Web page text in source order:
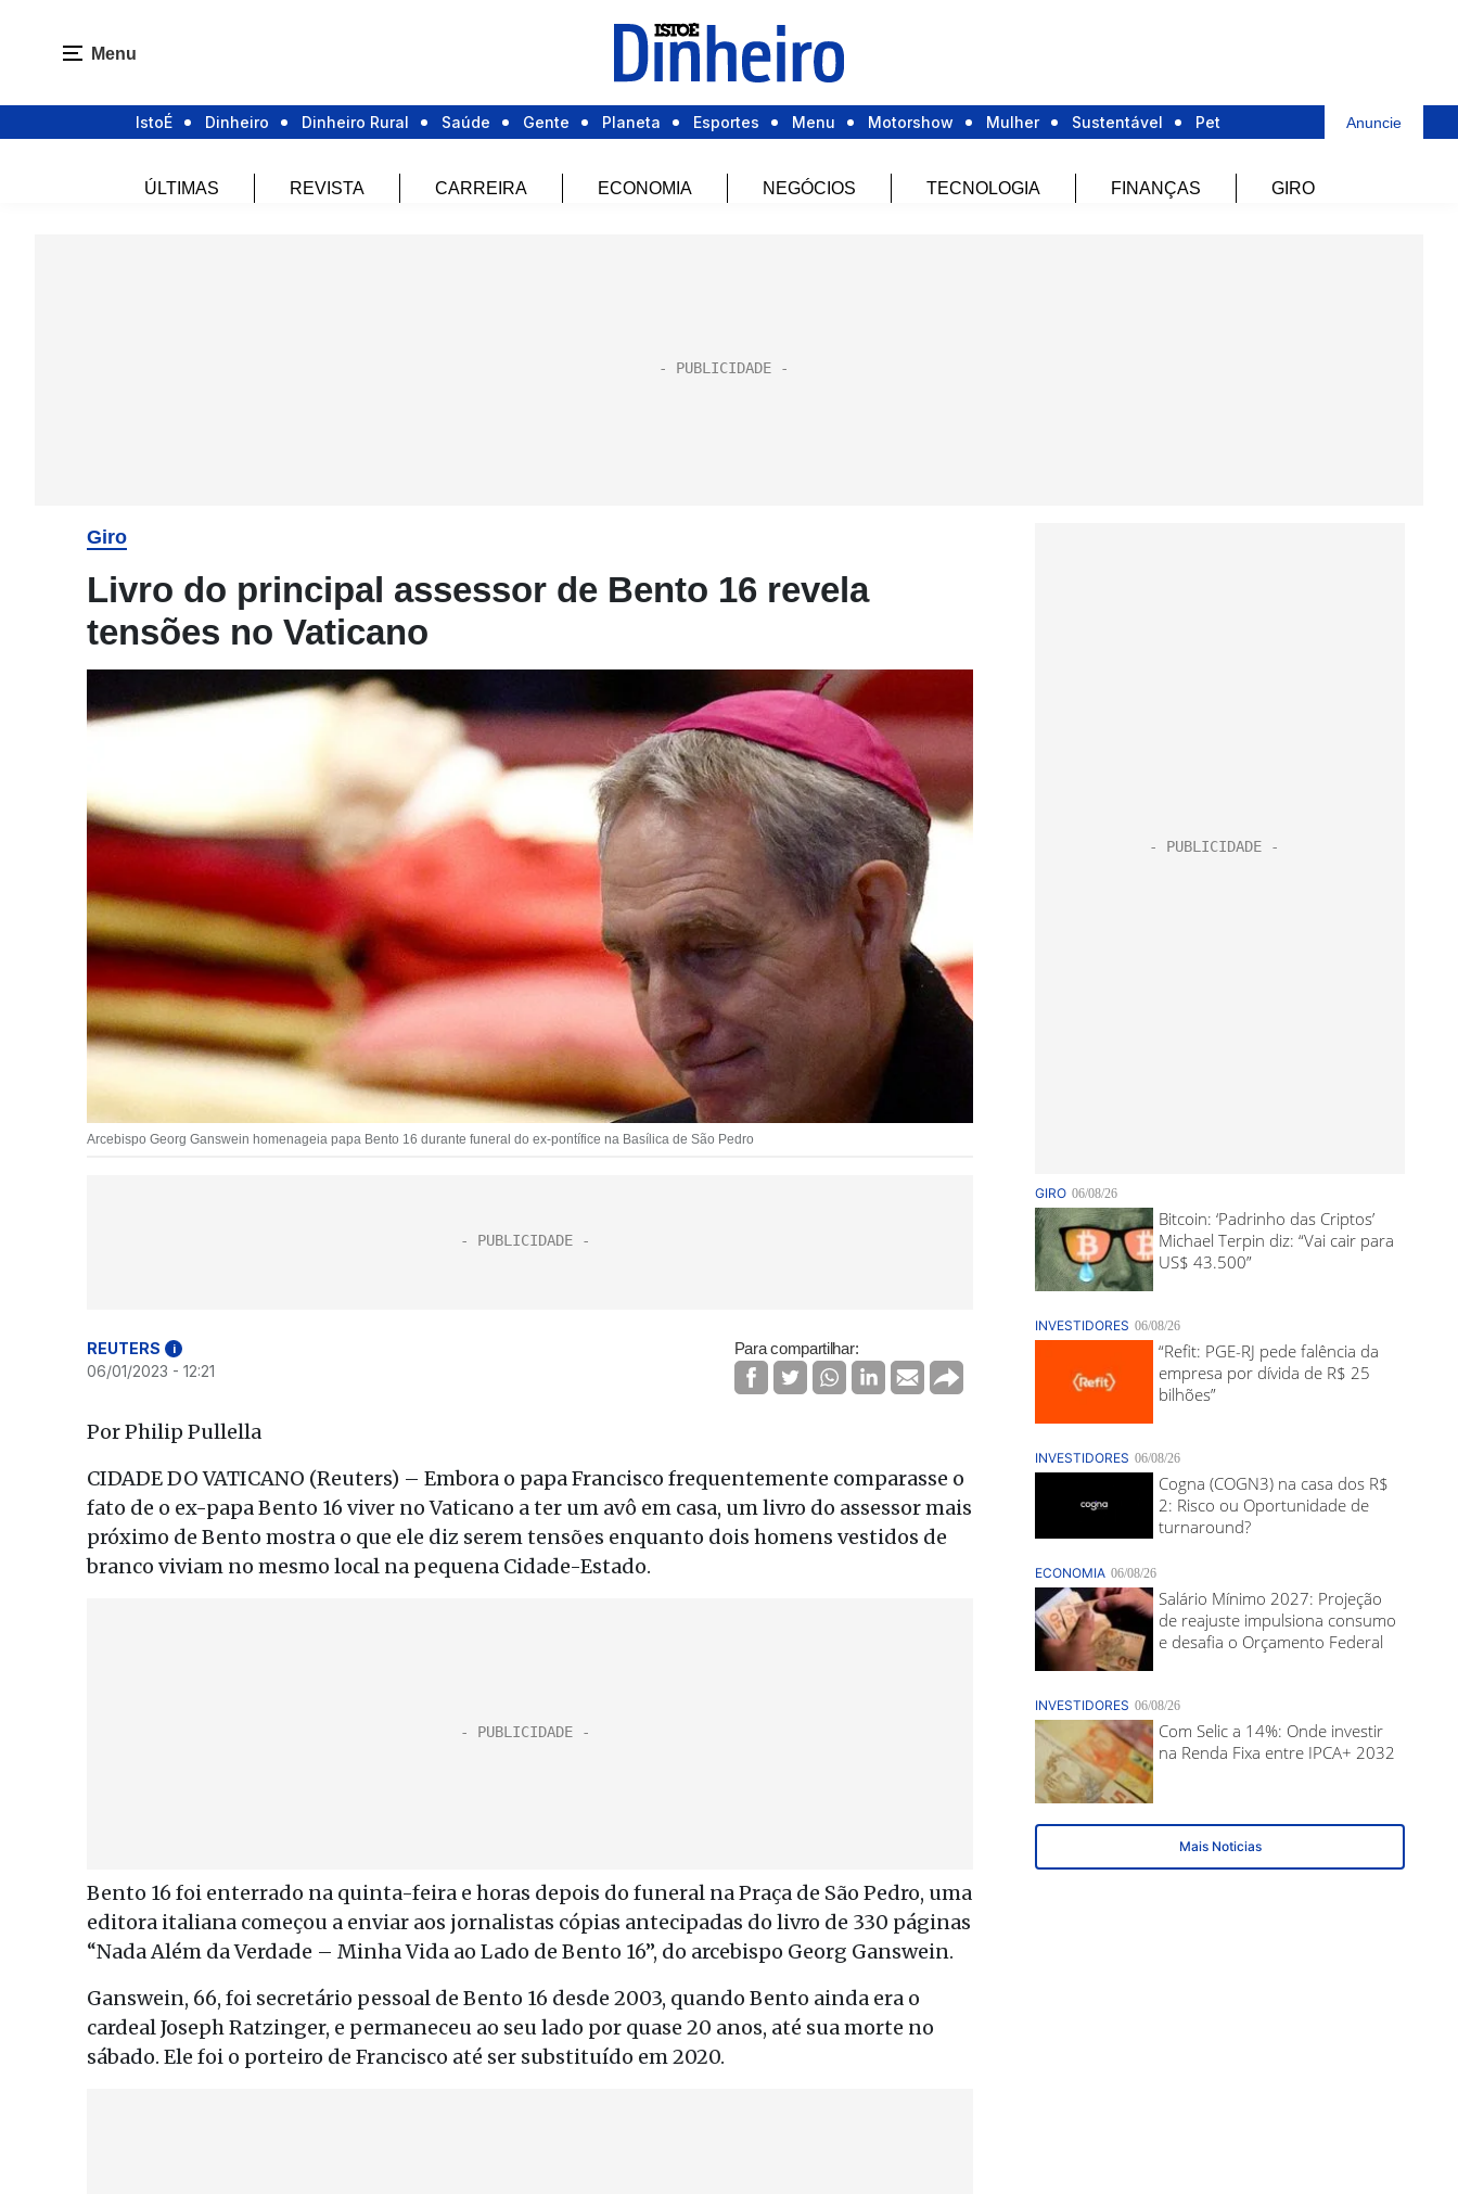
Menu
IstoÉ Dinheiro Dinheiro Rural Saúde Gente Planeta Esportes Menu Motorshow Mulher Sustentável Pet Anuncie
ÚLTIMAS REVISTA CARREIRA ECONOMIA NEGÓCIOS TECNOLOGIA FINANÇAS GIRO
Giro
Livro do principal assessor de Bento 16 revela
tensões no Vaticano
Arcebispo Georg Ganswein homenageia papa Bento 16 durante funeral do ex-pontífice na Basílica de São Pedro
REUTERS i
06/01/2023 - 12:21
Para compartilhar:
Por Philip Pullella
CIDADE DO VATICANO (Reuters) – Embora o papa Francisco frequentemente comparasse o
fato de o ex-papa Bento 16 viver no Vaticano a ter um avô em casa, um livro do assessor mais
próximo de Bento mostra o que ele diz serem tensões enquanto dois homens vestidos de
branco viviam no mesmo local na pequena Cidade-Estado.
Bento 16 foi enterrado na quinta-feira e horas depois do funeral na Praça de São Pedro, uma
editora italiana começou a enviar aos jornalistas cópias antecipadas do livro de 330 páginas
“Nada Além da Verdade – Minha Vida ao Lado de Bento 16”, do arcebispo Georg Ganswein.
Ganswein, 66, foi secretário pessoal de Bento 16 desde 2003, quando Bento ainda era o
cardeal Joseph Ratzinger, e permaneceu ao seu lado por quase 20 anos, até sua morte no
sábado. Ele foi o porteiro de Francisco até ser substituído em 2020.